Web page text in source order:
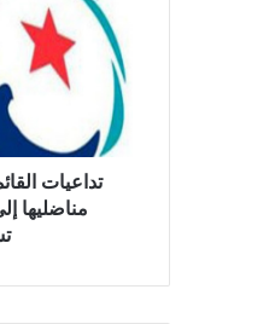
تداعيات
مناضليها